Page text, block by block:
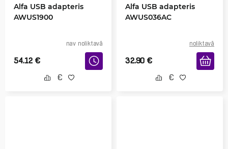
Alfa USB adapteris
AWUS1900
nav noliktavā
54.12 €
Alfa USB adapteris
AWUS036AC
noliktavā
32.90 €